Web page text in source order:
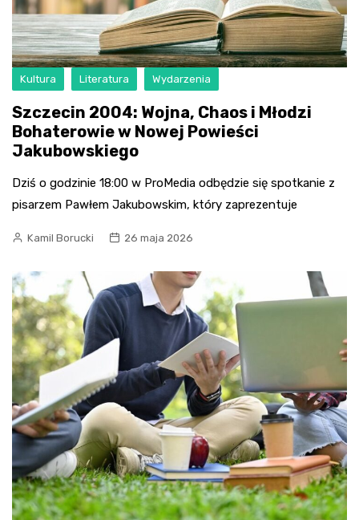
Kultura Literatura Wydarzenia
Szczecin 2004: Wojna, Chaos i Młodzi
Bohaterowie w Nowej Powieści
Jakubowskiego
Dziś o godzinie 18:00 w ProMedia odbędzie się spotkanie z
pisarzem Pawłem Jakubowskim, który zaprezentuje
Kamil Borucki 26 maja 2026